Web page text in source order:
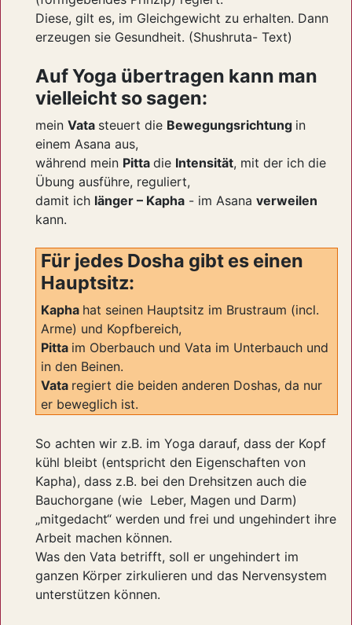
Diese, gilt es, im Gleichgewicht zu erhalten. Dann
erzeugen sie Gesundheit. (Shushruta- Text)
Auf Yoga übertragen kann man
vielleicht so sagen:
meinVata steuert die Bewegungsrichtung in
einem Asana aus,
während mein Pittadie Intensität, mit der ich die
Übung ausführe, reguliert,
damit ich länger – Kapha - im Asanaverweilen
kann.
Für jedes Dosha gibt es einen
Hauptsitz:
Kapha hat seinen Hauptsitz im Brustraum (incl.
Arme) und Kopfbereich,
Pitta im Oberbauch und Vata im Unterbauch und
in den Beinen.
Vata regiert die beiden anderen Doshas, da nur
er beweglich ist.
So achten wir z.B. im Yoga darauf, dass der Kopf
kühl bleibt (entspricht den Eigenschaften von
Kapha), dass z.B. bei den Drehsitzen auch die
Bauchorgane (wie Leber, Magen und Darm)
„mitgedacht“ werden und frei und ungehindert ihre
Arbeit machen können.
Was den Vata betrifft, soll er ungehindert im
ganzen Körper zirkulieren und das Nervensystem
unterstützen können.